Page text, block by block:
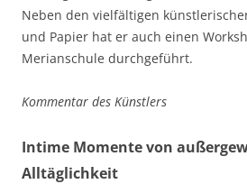
Neben den vielfältigen
und Papier hat er auch einen
Merianschule durchgeführt.
Kommentar des Künstlers
Intime Momente von
Alltäglichkeit